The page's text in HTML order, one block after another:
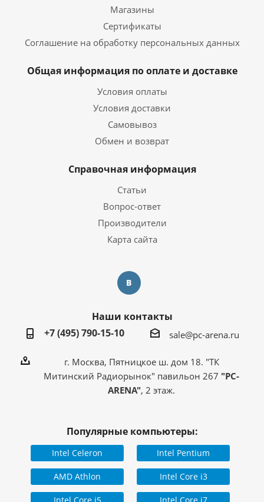
Магазины
Сертификаты
Соглашение на обработку персональных данных
Общая информация по оплате и доставке
Условия оплаты
Условия доставки
Самовывоз
Обмен и возврат
Справочная информация
Статьи
Вопрос-ответ
Производители
Карта сайта
Наши контакты
+7 (495) 790-15-10
sale@pc-arena.ru
г. Москва, Пятницкое ш. дом 18. "ТК
Митинский Радиорынок" павильон 267 "PC-
ARENA", 2 этаж.
Популярные компьютеры:
Intel Celeron Intel Pentium
AMD Athlon Intel Core i3